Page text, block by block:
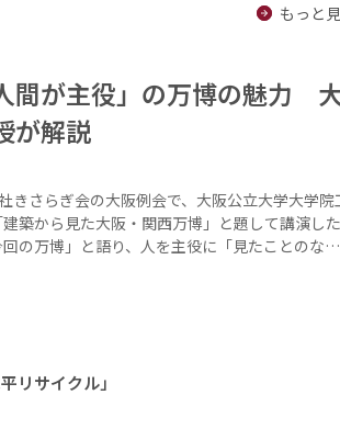
もっと
間が主役」の万博の魅力
が解説
きさらぎ会の大阪例会で、大阪公立大学大学院
築から見た大阪・関西万博」と題して講演した
回の万博」と語り、人を主役に「見たことのな…
リサイクル」